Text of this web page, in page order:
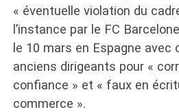
« éventuelle violation du
l’instance par le FC
le 10 mars en Espagne avec
anciens dirigeants pour «
confiance » et « faux en
commerce ».